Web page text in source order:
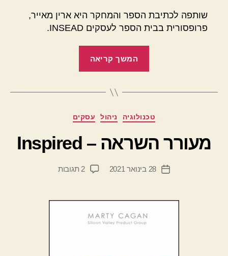
שותפה לכתיבת הספר והמחקר היא ארין מאייר,
פרופסורית בבית הספר לעסקים INSEAD.
המשך קריאה
קטגוריות טכנולוגיה ניהול עסקים
מעורר השראה – Inspired
המחבר
הפוסט
א
מ
ן
יי
ב
תאריך
28 בינואר 2021 2 תגובות
על
–